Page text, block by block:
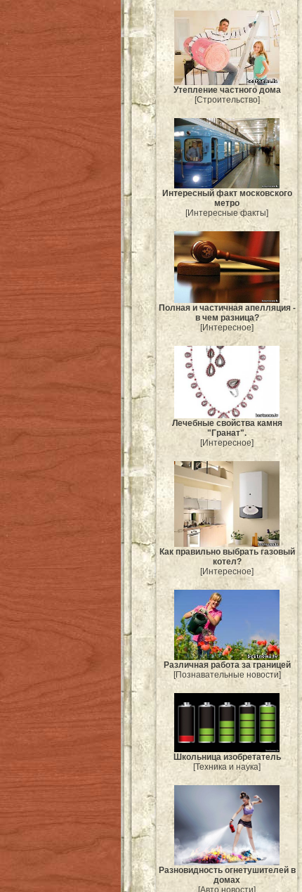
Утепление частного дома
[Строительство]
Интересный факт московского
метро
[Интересные факты]
Полная и частичная апелляция -
в чем разница?
[Интересное]
Лечебные свойства камня
"Гранат".
[Интересное]
Как правильно выбрать газовый
котел?
[Интересное]
Различная работа за границей
[Познавательные новости]
Школьница изобретатель
[Техника и наука]
Разновидность огнетушителей в
домах